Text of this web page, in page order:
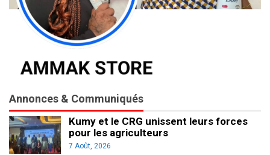
Annonces & Communiqués
Kumy et le CRG unissent leurs forces
pour les agriculteurs
7 Août, 2026